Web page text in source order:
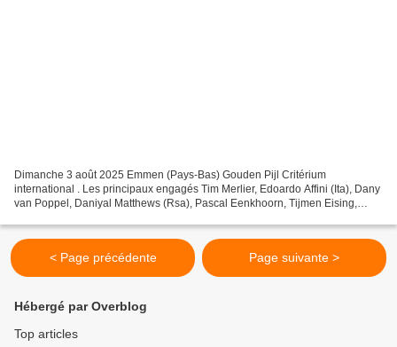
Dimanche 3 août 2025 Emmen (Pays-Bas) Gouden Pijl Critérium
international . Les principaux engagés Tim Merlier, Edoardo Affini (Ita), Dany
van Poppel, Daniyal Matthews (Rsa), Pascal Eenkhoorn, Tijmen Eising,
< Page précédente Page suivante >
Hébergé par Overblog
Top articles